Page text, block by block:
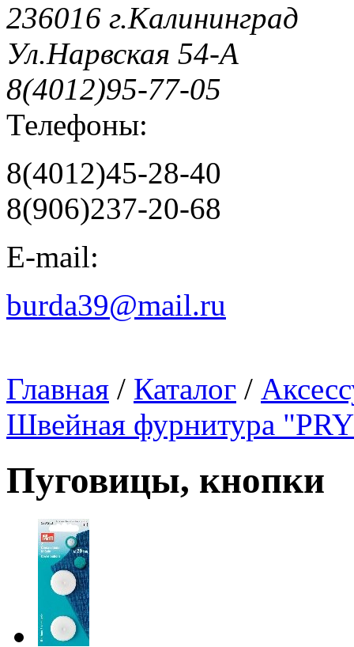
236016 г.Калининград
Ул.Нарвская 54-А
8(4012)95-77-05
Телефоны:
8(4012)45-28-40
8(906)237-20-68
E-mail:
burda39@mail.ru
Главная / Каталог /
Швейная фурнитура
Пуговицы, кнопки